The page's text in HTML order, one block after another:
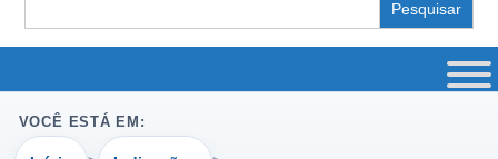
for:
VOCÊ ESTÁ EM: